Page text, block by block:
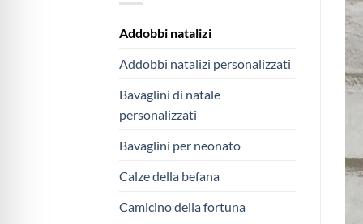
Addobbi natalizi
Addobbi natalizi personalizzati
Bavaglini di natale
personalizzati
Bavaglini per neonato
Calze della befana
Camicino della fortuna